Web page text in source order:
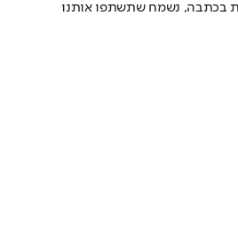
בכתבה, נשמח שתשתפו אותנו